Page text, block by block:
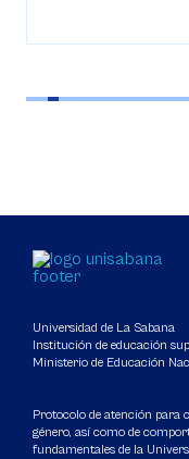
Universidad de La Sabana
Institución de educación
Ministerio de Educación
Protocolo de atención para
género, así como de
fundamentales de la